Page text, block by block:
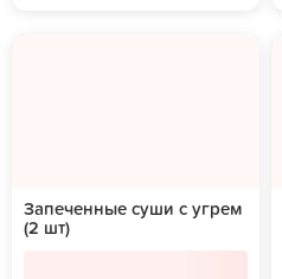
Запеченные суши с угрем
(2 шт)